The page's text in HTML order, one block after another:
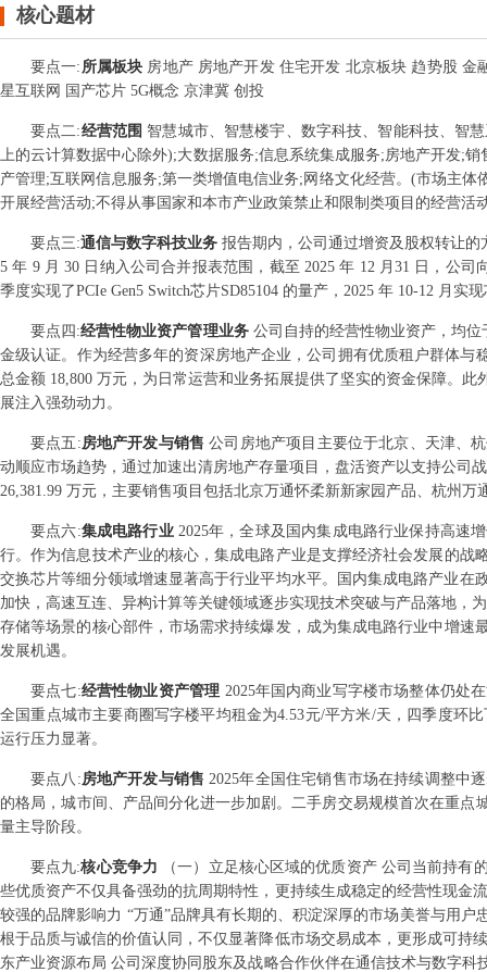
核心题材
要点一: 所属板块 房地产 房地产开发 住宅开发 北京板块 趋势股
星互联网 国产芯片 5G概念 京津冀 创投
要点二:经营范围 智慧城市、智慧楼宇、数字科技、智能科技、智
上的云计算数据中心除外);大数据服务;信息系统集成服务;房地产开发;
产管理;互联网信息服务;第一类增值电信业务;网络文化经营。(市场主
开展经营活动;不得从事国家和本市产业政策禁止和限制类项目的经营活
要点三:通信与数字科技业务 报告期内，公司通过增资及股权转让
5 年 9 月 30 日纳入公司合并报表范围，截至 2025 年 12 月31 日，公
季度实现了PCIe Gen5 Switch芯片SD85104 的量产，2025 年 10-12 月实
要点 四 :经营性物业资产管理业务 公司自持的经营性物业资产，均
金级认证。作为经营多年的资深房地产企业，公司拥有优质租户群体
总金额 18,800 万元，为日常运营和业务拓展提供了坚实的资金保障。
展注入强劲动力。
要点五 :房地产开发与销售公司房地产项目主要位于北京、天津、
动顺应市场趋势，通过加速出清房地产存量项目，盘活资产以支持公司
26,381.99 万元，主要销售项目包括北京万通怀柔新新家园产品、杭州万
要点六:集成电路行业 2025年，全球及国内集成电路行业保持高速
行。作为信息技术产业的核心，集成电路产业是支撑经济社会发展的
交换芯片等细分领域增速显著高于行业平均水平。国内集成电路产业
加快，高速互连、异构计算等关键领域逐步实现技术突破与产品落地
存储等场景的核心部件，市场需求持续爆发，成为集成电路行业中增
发展机遇。
要点七:经营性物业资产管理 2025年国内商业写字楼市场整体仍处
全国重点城市主要商圈写字楼平均租金为4.53元/平方米/天，四季度环
运行压力显著。
要点 八 :房地产开发与销售2025年全国住宅销售市场在持续调整中
的格局，城市间、产品间分化进一步加剧。二手房交易规模首次在重
量主导阶段。
要点九:核心竞争力
（一）立足核心区域的优质资产 公司当前持
些优质资产不仅具备强劲的抗周期特性，更持续生成稳定的经营性现金
较强的品牌影响力 “万通”品牌具有长期的、积淀深厚的市场美誉与用
根于品质与诚信的价值认同，不仅显著降低市场交易成本，更形成可持
东产业资源布局 公司深度协同股东及战略合作伙伴在通信技术与数字